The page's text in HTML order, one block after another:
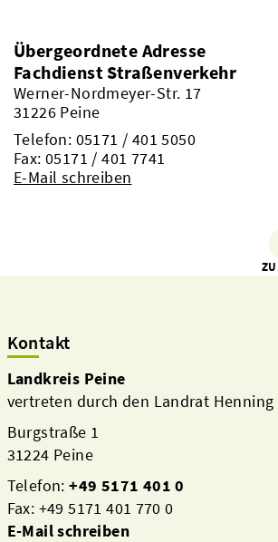
Übergeordnete Adresse
Fachdienst Straßenverkehr
Werner-Nordmeyer-Str. 17
31226 Peine
Telefon: 05171 / 401 5050
Fax: 05171 / 401 7741
E-Mail schreiben
Kontakt
Landkreis Peine
vertreten durch den Landrat Henning
Burgstraße 1
31224 Peine
Telefon:+49 5171 401 0
Fax: +49 5171 401 770 0
E-Mail schreiben